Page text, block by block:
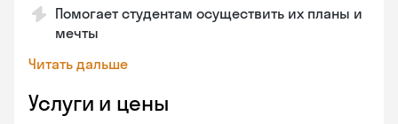
Помогает студентам осуществить их планы и
мечты
Читать дальше
Услуги и цены